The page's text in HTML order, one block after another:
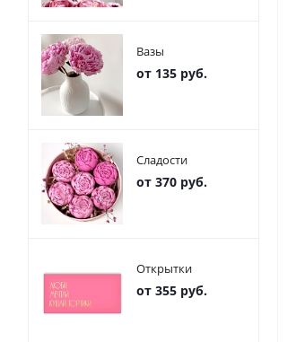
Вазы
от 135 руб.
Сладости
от 370 руб.
Открытки
от 355 руб.